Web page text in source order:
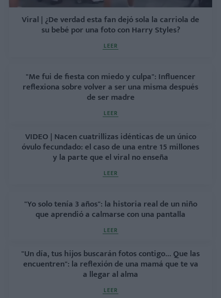
Viral | ¿De verdad esta fan dejó sola la carriola de
su bebé por una foto con Harry Styles?
LEER
"Me fui de fiesta con miedo y culpa": Influencer
reflexiona sobre volver a ser una misma después
de ser madre
LEER
VIDEO | Nacen cuatrillizas idénticas de un único
óvulo fecundado: el caso de una entre 15 millones
y la parte que el viral no enseña
LEER
"Yo solo tenía 3 años": la historia real de un niño
que aprendió a calmarse con una pantalla
LEER
"Un día, tus hijos buscarán fotos contigo... Que las
encuentren": la reflexión de una mamá que te va
a llegar al alma
LEER